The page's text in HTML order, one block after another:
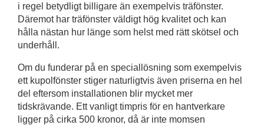
i regel betydligt billigare än exempelvis träfönster.
Däremot har träfönster väldigt hög kvalitet och kan
hålla nästan hur länge som helst med rätt skötsel och
underhåll.
Om du funderar på en speciallösning som exempelvis
ett kupolfönster stiger naturligtvis även priserna en hel
del eftersom installationen blir mycket mer
tidskrävande. Ett vanligt timpris för en hantverkare
ligger på cirka 500 kronor, då är inte momsen